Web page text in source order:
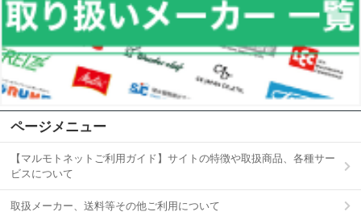
ページメニュー
【マルモトネットご利用ガイド】サイトの特徴や取扱商品、各種サー
ビスについて
取扱メーカー、送料等その他ご利用について